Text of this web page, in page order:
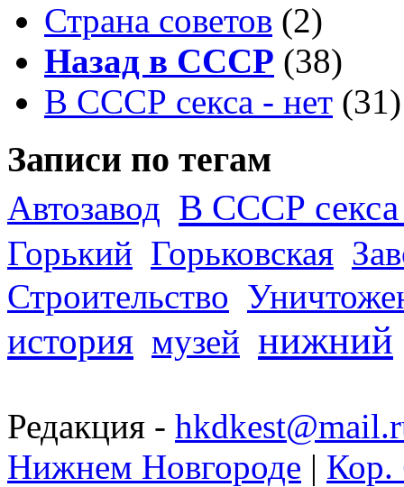
Страна советов (2)
Назад в СССР (38)
В СССР секса - нет (31)
Записи по тегам
Автозавод В СССР секса
Горький Горьковская
Строительство
история музей нижний
Редакция -
Нижнем Новгороде | Кор.